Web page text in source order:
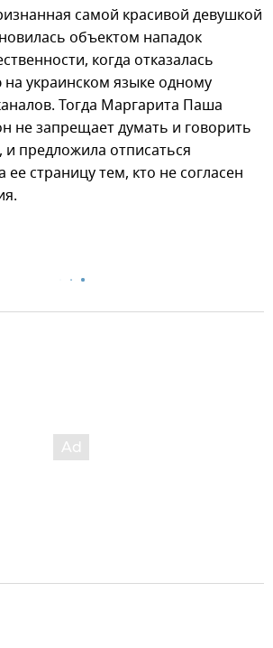
самой красивой девушкой
объектом нападок
когда отказалась
украинском языке одному
Тогда Маргарита Паша
не запрещает думать и говорить
предложила отписаться
страницу тем, кто не согласен